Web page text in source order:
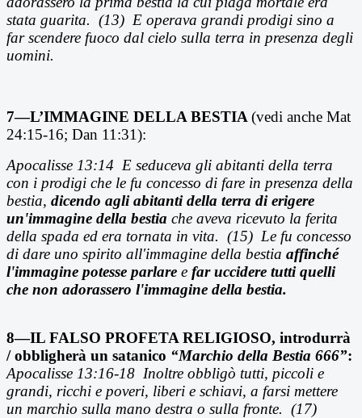
stata guarita. (13) E operava grandi prodigi sino a
far scendere fuoco dal cielo sulla terra in presenza degli
uomini.
7—L’IMMAGINE DELLA BESTIA (vedi anche Mat
24:15-16; Dan 11:31):
Apocalisse 13:14 E seduceva gli abitanti della terra
con i prodigi che le fu concesso di fare in presenza della
bestia, dicendo agli abitanti della terra di erigere
un'immagine della bestia che aveva ricevuto la ferita
della spada ed era tornata in vita. (15) Le fu concesso
di dare uno spirito all'immagine della bestia affinché
l'immagine potesse parlare e far uccidere tutti quelli
che non adorassero l'immagine della bestia.
8—IL FALSO PROFETA RELIGIOSO, introdurrà
/ obbligherà un satanico “Marchio della Bestia 666”:
Apocalisse 13:16-18 Inoltre obbligò tutti, piccoli e
grandi, ricchi e poveri, liberi e schiavi, a farsi mettere
un marchio sulla mano destra o sulla fronte. (17)